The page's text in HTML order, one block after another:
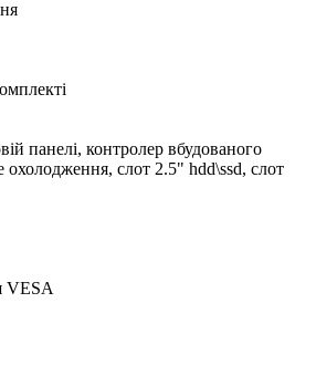
панелі, контролер вбудованого
охолодження, слот 2.5" hdd\ssd, слот
VESA